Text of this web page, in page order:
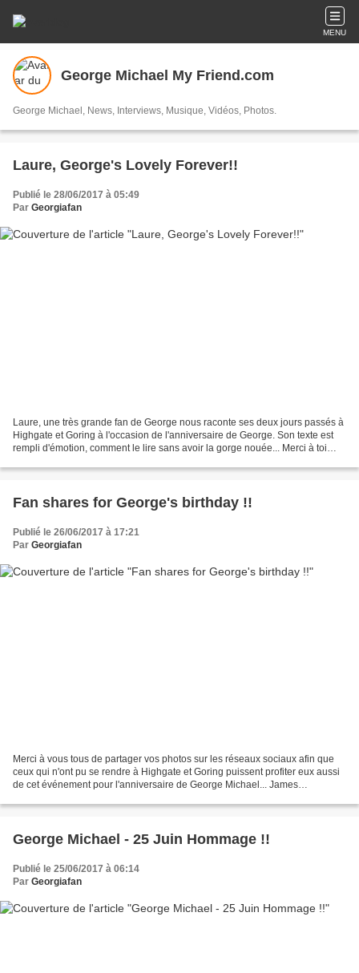
MENU
George Michael My Friend.com
George Michael, News, Interviews, Musique, Vidéos, Photos.
Laure, George's Lovely Forever!!
Publié le 28/06/2017 à 05:49
Par Georgiafan
Laure, une très grande fan de George nous raconte ses deux jours passés à
Highgate et Goring à l'occasion de l'anniversaire de George. Son texte est
rempli d'émotion, comment le lire sans avoir la gorge nouée... Merci à toi
Fan shares for George's birthday !!
Publié le 26/06/2017 à 17:21
Par Georgiafan
Merci à vous tous de partager vos photos sur les réseaux sociaux afin que
ceux qui n'ont pu se rendre à Highgate et Goring puissent profiter eux aussi
de cet événement pour l'anniversaire de George Michael... James
George Michael - 25 Juin Hommage !!
Publié le 25/06/2017 à 06:14
Par Georgiafan